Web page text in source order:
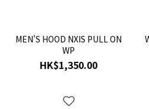
MEN'S HOOD NXIS PULL ON
WP
HK$1,350.00